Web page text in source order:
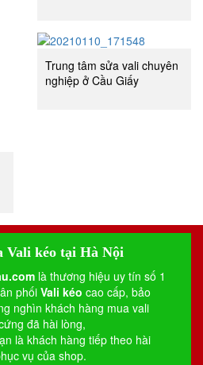
Trung tâm sửa vali chuyên
nghiệp ở Cầu Giấy
Vali kéo tại Hà Nội
là thương hiệu uy tín số 1
phối Vali kéo cao cấp, bảo
nghìn khách hàng mua vali
đã hài lòng,
là khách hàng tiếp theo hài
vụ của shop.